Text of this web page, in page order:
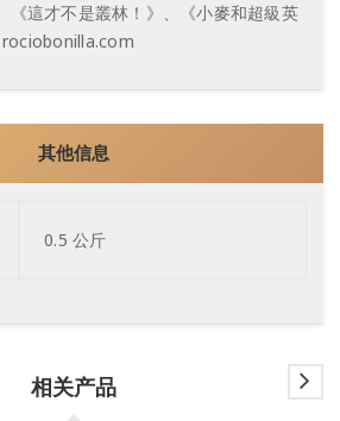
《這才不是叢林！》、《小麥和超級英
rociobonilla.com
其他信息
0.5 公斤
相关产品